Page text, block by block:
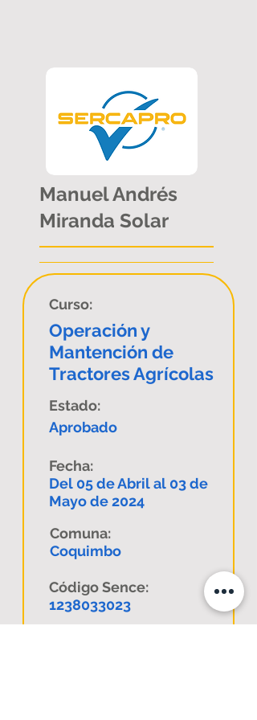
Manuel Andrés
Miranda Solar
Curso:
Operación y
Mantención de
Tractores Agrícolas
Estado:
Aprobado
Fecha:
Del 05 de Abril al 03 de
Mayo de 2024
Comuna:
Coquimbo
Código Sence:
1238033023